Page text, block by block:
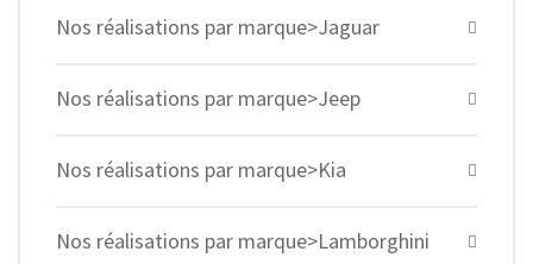
Nos réalisations par marque>Jaguar
Nos réalisations par marque>Jeep
Nos réalisations par marque>Kia
Nos réalisations par marque>Lamborghini